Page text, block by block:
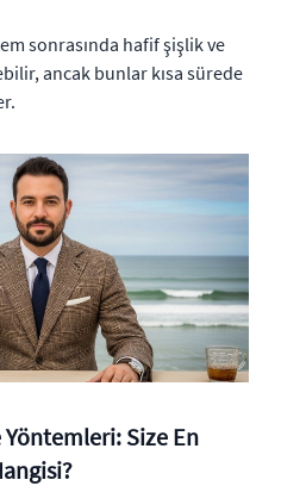
sonrasında hafif şişlik ve
ancak bunlar kısa sürede
Size En